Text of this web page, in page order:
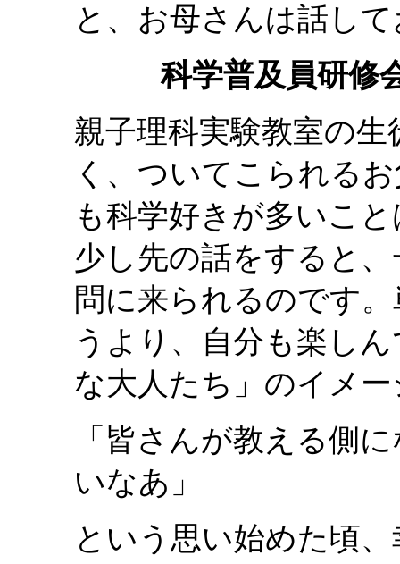
と、お母さんは話し
科学普及員研修
親子理科実験教室の
く、ついてこられる
も科学好きが多いこ
少し先の話をすると
問に来られるのです
うより、自分も楽し
な大人たち」のイメ
「皆さんが教える側
いなあ」
という思い始めた頃